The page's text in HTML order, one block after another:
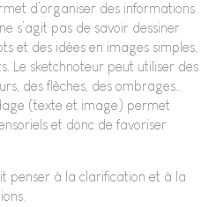
d’organiser des informations
s’agit pas de savoir dessiner
et des idées en images simples,
Le sketchnoteur peut utiliser des
des flèches, des ombrages…
(texte et image) permet
et donc de favoriser
penser à la clarification et à la